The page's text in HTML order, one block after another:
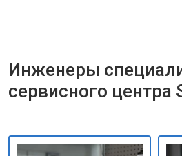
Инженеры
сервисного центра